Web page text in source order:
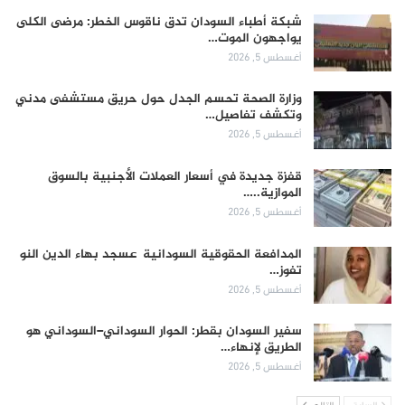
شبكة أطباء السودان تدق ناقوس الخطر: مرضى الكلى
يواجهون الموت…
أغسطس 5, 2026
وزارة الصحة تحسم الجدل حول حريق مستشفى مدني
وتكشف تفاصيل…
أغسطس 5, 2026
قفزة جديدة في أسعار العملات الأجنبية بالسوق
الموازية..…
أغسطس 5, 2026
المدافعة الحقوقية السودانية عسجد بهاء الدين النو
تفوز…
أغسطس 5, 2026
سفير السودان بقطر: الحوار السوداني–السوداني هو
الطريق لإنهاء…
أغسطس 5, 2026